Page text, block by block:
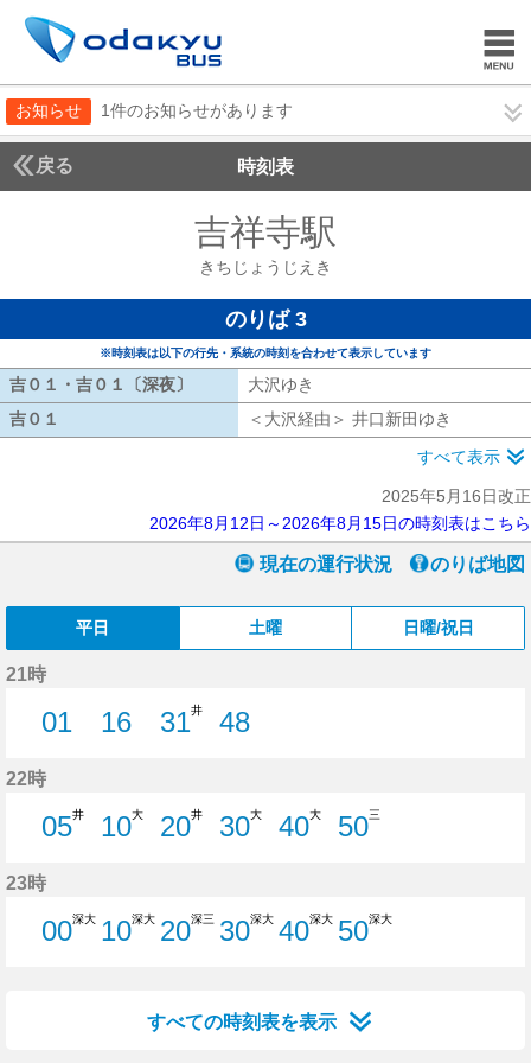
お知らせ 1件のお知らせがあります
戻る 時刻表
吉祥寺駅
きちじょうじえき
のりば 3
※時刻表は以下の行先・系統の時刻を合わせて表示しています
吉０１・吉０１〔深夜〕 吉０１・吉０１〔深夜〕
大沢ゆき
吉０１
＜大沢経由＞ 井口新田ゆき
すべて表示
2025年5月16日改正
2026年8月12日～2026年8月15日の時刻表はこちら
現在の運行状況 のりば地図
平日 土曜 日曜/祝日
21時
01
16
31井
48
22時
05井
10大
20井
30大
40大
50三
23時
00深大 10深大 20深三 30深大 40深大 50深大
すべての時刻表を表示